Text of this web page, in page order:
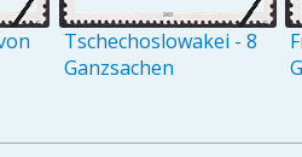
Tschechoslowakei - 8
Ganzsachen